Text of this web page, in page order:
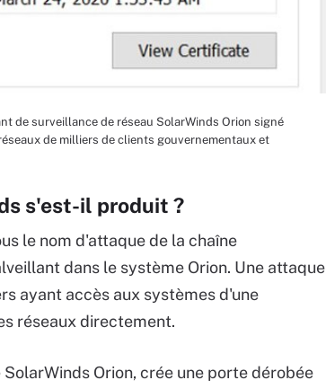
de surveillance de réseau SolarWinds Orion signé
de milliers de clients gouvernementaux et
s'est-il produit ?
le nom d'attaque de la chaîne
dans le système Orion. Une attaque
ayant accès aux systèmes d'une
réseaux directement.
Orion, crée une porte dérobée